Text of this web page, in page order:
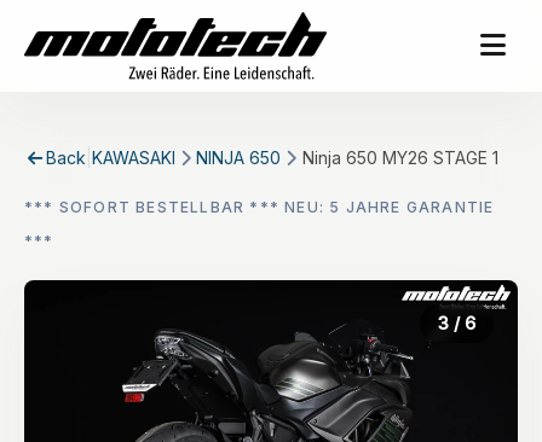
Back KAWASAKI NINJA 650 Ninja 650 MY26 STAGE 1
*** SOFORT BESTELLBAR *** NEU: 5 JAHRE GARANTIE
***
3 / 6